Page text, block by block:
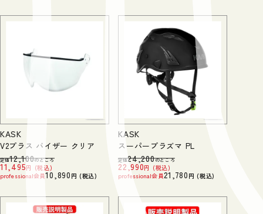
KASK
V2プラス バイザー クリア
定価12,100のところ
11,495
税込
professional会員10,890 税込
KASK
スーパープラズマ PL
定価24,200のところ
22,990
税込
professional会員21,780 税込